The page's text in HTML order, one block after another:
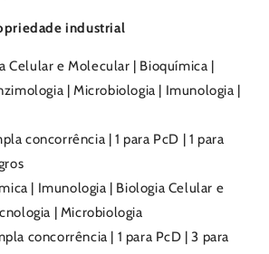
industrial
Celular e Molecular | Bioquímica |
| Microbiologia | Imunologia |
concorrência | 1 para PcD | 1 para
| Imunologia | Biologia Celular e
| Microbiologia
concorrência | 1 para PcD | 3 para